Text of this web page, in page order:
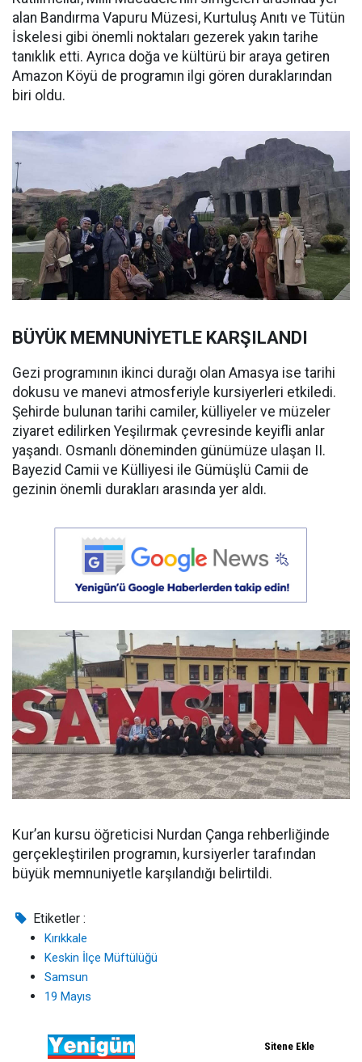
alan Bandırma Vapuru Müzesi, Kurtuluş Anıtı ve Tütün
İskelesi gibi önemli noktaları gezerek yakın tarihe
tanıklık etti. Ayrıca doğa ve kültürü bir araya getiren
Amazon Köyü de programın ilgi gören duraklarından
biri oldu.
BÜYÜK MEMNUNİYETLE KARŞILANDI
Gezi programının ikinci durağı olan Amasya ise tarihi
dokusu ve manevi atmosferiyle kursiyerleri etkiledi.
Şehirde bulunan tarihi camiler, külliyeler ve müzeler
ziyaret edilirken Yeşilırmak çevresinde keyifli anlar
yaşandı. Osmanlı döneminden günümüze ulaşan II.
Bayezid Camii ve Külliyesi ile Gümüşlü Camii de
gezinin önemli durakları arasında yer aldı.
Kur’an kursu öğreticisi Nurdan Çanga rehberliğinde
gerçekleştirilen programın, kursiyerler tarafından
büyük memnuniyetle karşılandığı belirtildi.
Etiketler :
Kırıkkale
Keskin İlçe Müftülüğü
Samsun
19 Mayıs